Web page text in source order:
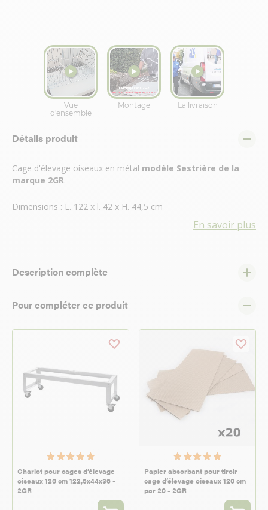
Détails produit
Cage d'élevage oiseaux en métal modèle Sestrière de la
marque 2GR.
Dimensions : L. 122 x l. 42 x H. 44,5 cm
En savoir plus
Description complète
Pour compléter ce produit
Chariot pour cages d’élevage
oiseaux 120 cm 122,5x44x36 -
2GR
Papier absorbant pour tiroir
cage d’élevage oiseaux 120 cm
par 20 - 2GR